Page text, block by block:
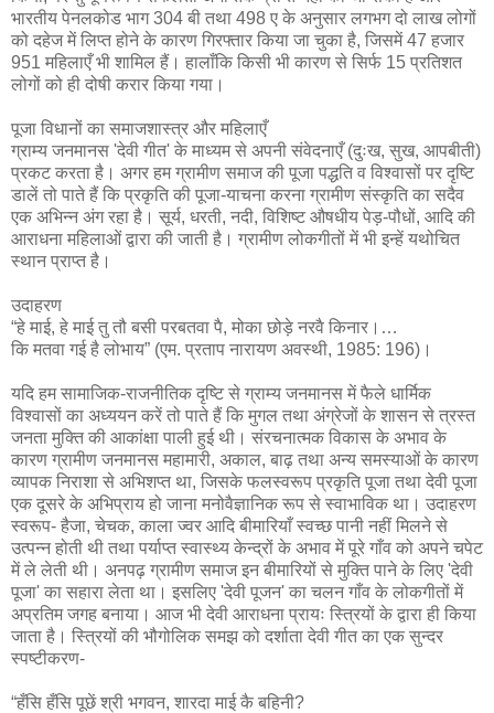
भारतीय पेनलकोड भाग 304 बी तथा 498 ए के अनुसार लगभग दो लाख लोगों
को दहेज में लिप्त होने के कारण गिरफ्तार किया जा चुका है, जिसमें 47 हजार
951 महिलाएँ भी शामिल हैं। हालाँकि किसी भी कारण से सिर्फ 15 प्रतिशत
लोगों को ही दोषी करार किया गया।
पूजा विधानों का समाजशास्त्र और महिलाएँ
ग्राम्य जनमानस 'देवी गीत' के माध्यम से अपनी संवेदनाएँ (दुःख, सुख, आपबीती)
प्रकट करता है। अगर हम ग्रामीण समाज की पूजा पद्धति व विश्वासों पर दृष्टि
डालें तो पाते हैं कि प्रकृति की पूजा-याचना करना ग्रामीण संस्कृति का सदैव
एक अभिन्न अंग रहा है। सूर्य, धरती, नदी, विशिष्ट औषधीय पेड़-पौधों, आदि की
आराधना महिलाओं द्वारा की जाती है। ग्रामीण लोकगीतों में भी इन्हें यथोचित
स्थान प्राप्त है।
उदाहरण
“हे माई, हे माई तु तौ बसी परबतवा पै, मोका छोड़े नरवै किनार।…
कि मतवा गई है लोभाय” (एम. प्रताप नारायण अवस्थी, 1985: 196)।
यदि हम सामाजिक-राजनीतिक दृष्टि से ग्राम्य जनमानस में फैले धार्मिक
विश्वासों का अध्ययन करें तो पाते हैं कि मुगल तथा अंग्रेजों के शासन से त्रस्त
जनता मुक्ति की आकांक्षा पाली हुई थी। संरचनात्मक विकास के अभाव के
कारण ग्रामीण जनमानस महामारी, अकाल, बाढ़ तथा अन्य समस्याओं के कारण
व्यापक निराशा से अभिशप्त था, जिसके फलस्वरूप प्रकृति पूजा तथा देवी पूजा
एक दूसरे के अभिप्राय हो जाना मनोवैज्ञानिक रूप से स्वाभाविक था। उदाहरण
स्वरूप- हैजा, चेचक, काला ज्वर आदि बीमारियाँ स्वच्छ पानी नहीं मिलने से
उत्पन्न होती थी तथा पर्याप्त स्वास्थ्य केन्द्रों के अभाव में पूरे गाँव को अपने चपेट
में ले लेती थी। अनपढ़ ग्रामीण समाज इन बीमारियों से मुक्ति पाने के लिए 'देवी
पूजा' का सहारा लेता था। इसलिए 'देवी पूजन' का चलन गाँव के लोकगीतों में
अप्रतिम जगह बनाया। आज भी देवी आराधना प्रायः स्त्रियों के द्वारा ही किया
जाता है। स्त्रियों की भौगोलिक समझ को दर्शाता देवी गीत का एक सुन्दर
स्पष्टीकरण-
“हँसि हँसि पूछें श्री भगवन, शारदा माई कै बहिनी?